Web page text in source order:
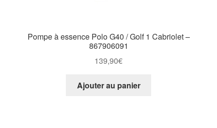
Pompe à essence Polo G40 / Golf 1 Cabriolet –
867906091
139,90€
Ajouter au panier